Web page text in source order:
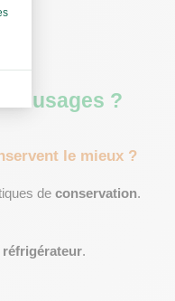
usages ?
le mieux ?
de conservation.
réfrigérateur.